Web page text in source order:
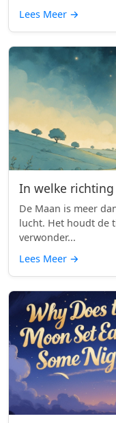
Lees Meer →
In welke
De Maan is meer
lucht. Het houdt de
verwonder...
Lees Meer →